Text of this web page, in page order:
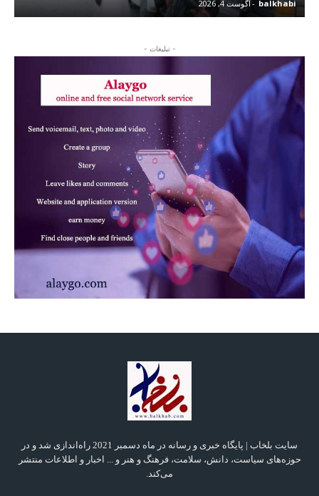
balkhabi
-آگوست 4, 2026
- تبلیغات -
سایت بلخاب | پایگاه خبری و رسانه در ماه دسمبر 2021 راه‌اندازی شد و در
حوزه‌های سیاست، دانش، سلامت، فرهنگ و هنر و ... اخبار و اطلاعات منتشر
می‌کند.